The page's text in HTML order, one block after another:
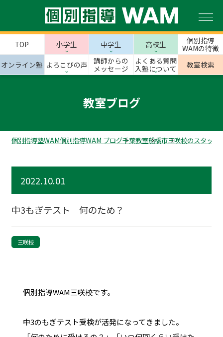
TOP 小学生 中学生 高校生
個別指導
WAMの特徴
オンライン塾 よろこびの声
講師からの
メッセージ
よくある質問
入塾について
教室検索
教室ブログ
個別指導塾WAM個別指導WAM ブログ千葉教室船橋市三咲校のスタッフ
2022.10.01
中3もぎテスト 何のため？
三咲校
個別指導WAM三咲校です。
中3のもぎテスト受検が活発になってきました。